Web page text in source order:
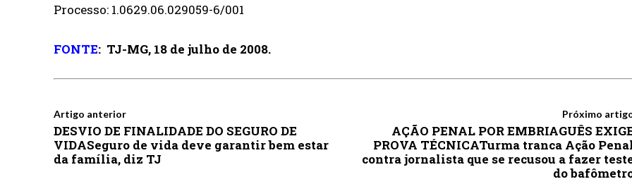
Processo: 1.0629.06.029059-6/001
FONTE: TJ-MG, 18 de julho de 2008.
Artigo anterior
DESVIO DE FINALIDADE DO SEGURO DE
VIDASeguro de vida deve garantir bem estar
da família, diz TJ
Próximo
AÇÃO PENAL POR EMBRIAGUÊS
PROVA TÉCNICATurma tranca Ação
contra jornalista que se recusou a fazer
do